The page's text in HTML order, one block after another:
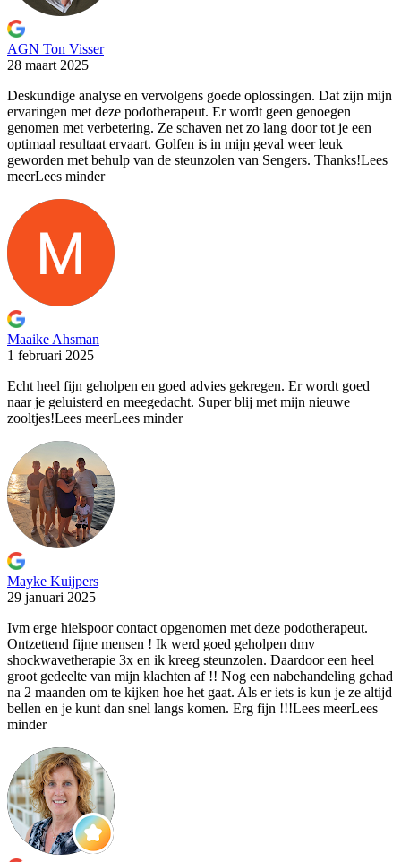
AGN Ton Visser
28 maart 2025
Deskundige analyse en vervolgens goede oplossingen. Dat zijn mijn
ervaringen met deze podotherapeut. Er wordt geen genoegen
genomen met verbetering. Ze schaven net zo lang door tot je een
optimaal resultaat ervaart. Golfen is in mijn geval weer leuk
geworden met behulp van de steunzolen van Sengers. Thanks!Lees
meerLees minder
Maaike Ahsman
1 februari 2025
Echt heel fijn geholpen en goed advies gekregen. Er wordt goed
naar je geluisterd en meegedacht. Super blij met mijn nieuwe
zooltjes!Lees meerLees minder
Mayke Kuijpers
29 januari 2025
Ivm erge hielspoor contact opgenomen met deze podotherapeut.
Ontzettend fijne mensen ! Ik werd goed geholpen dmv
shockwavetherapie 3x en ik kreeg steunzolen. Daardoor een heel
groot gedeelte van mijn klachten af !! Nog een nabehandeling gehad
na 2 maanden om te kijken hoe het gaat. Als er iets is kun je ze altijd
bellen en je kunt dan snel langs komen. Erg fijn !!!Lees meerLees
minder